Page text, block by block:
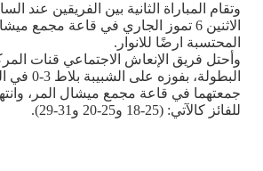
الاثنين 6 تموز الجاري في قاعة مجمع
المحتسبة ارضًا للانوار.
وأحتل فريق الإنعاش الاجتماعي قنات
البطولة،
جمعتهما في قاعة مجمع ميشال المر،
للفائز كالآتي: (25-18 و25-20 و31-29).